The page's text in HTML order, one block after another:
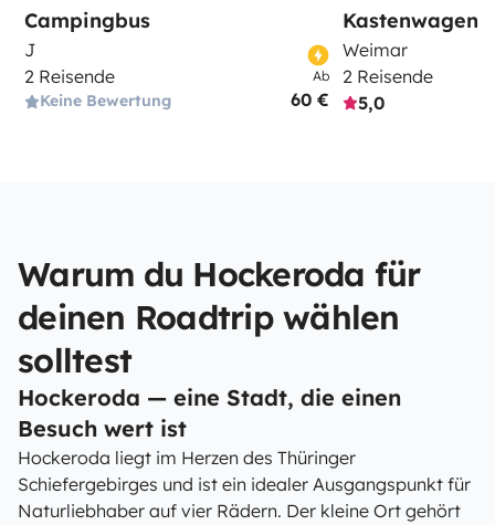
Campingbus
J
2 Reisende
Keine Bewertung
Ab
60 €
Kastenwagen
Weimar
2 Reisende
5,0
Warum du Hockeroda für
deinen Roadtrip wählen
solltest
Hockeroda — eine Stadt, die einen
Besuch wert ist
Hockeroda liegt im Herzen des Thüringer
Schiefergebirges und ist ein idealer Ausgangspunkt für
Naturliebhaber auf vier Rädern. Der kleine Ort gehört